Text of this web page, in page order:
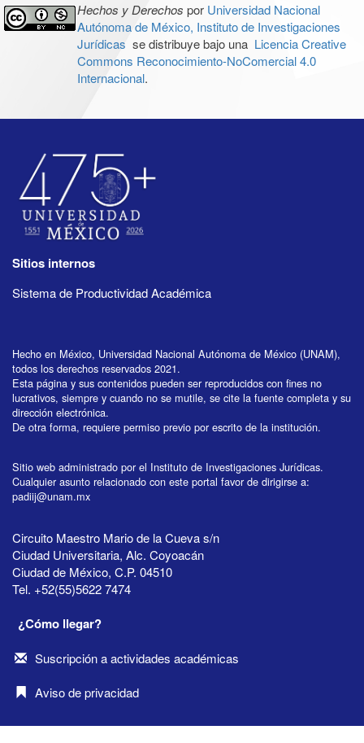
Hechos y Derechos por Universidad Nacional
Autónoma de México, Instituto de Investigaciones
Jurídicas se distribuye bajo una Licencia Creative
Commons Reconocimiento-NoComercial 4.0
Internacional.
Sitios internos
Sistema de Productividad Académica
Hecho en México, Universidad Nacional Autónoma de México (UNAM),
todos los derechos reservados 2021.
Esta página y sus contenidos pueden ser reproducidos con fines no
lucrativos, siempre y cuando no se mutile, se cite la fuente completa y su
dirección electrónica.
De otra forma, requiere permiso previo por escrito de la institución.
Sitio web administrado por el Instituto de Investigaciones Jurídicas.
Cualquier asunto relacionado con este portal favor de dirigirse a:
padiij@unam.mx
Circuito Maestro Mario de la Cueva s/n
Ciudad Universitaria, Alc. Coyoacán
Ciudad de México, C.P. 04510
Tel. +52(55)5622 7474
¿Cómo llegar?
Suscripción a actividades académicas
Aviso de privacidad